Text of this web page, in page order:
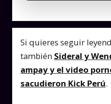
Si quieres seguir
también Sideral y
ampay y el video
sacudieron Kick Perú.